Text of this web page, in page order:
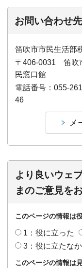
お問い合わせ先
笛吹市市民生活部
〒406-0031 笛吹
民窓口館
電話番号：055-
46
より良いウェ
まのご意見を
このページの情報は
1：役に立った
3：役に立たな
このページの情報は